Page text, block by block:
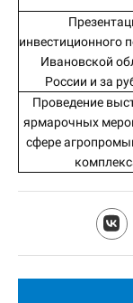
инвестиционного
Ивановской
России и за
Проведение
ярмарочных
сфере